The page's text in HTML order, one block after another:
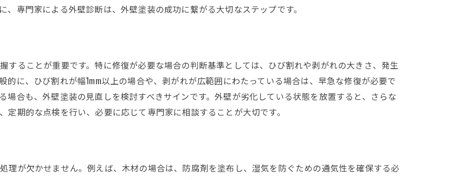
専門家による外壁診断は、外壁塗装の成功に繋がる大切なステップです。
することが重要です。特に修復が必要な場合の判断基準としては、ひび割れや剥がれの大きさ、発生
に、ひび割れが幅1mm以上の場合や、剥がれが広範囲にわたっている場合は、早急な修復が必要で
場合も、外壁塗装の見直しを検討すべきサインです。外壁が劣化している状態を放置すると、さらな
期的な点検を行い、必要に応じて専門家に相談することが大切です。
理が欠かせません。例えば、木材の場合は、防腐剤を塗布し、湿気を防ぐための通気性を確保する必